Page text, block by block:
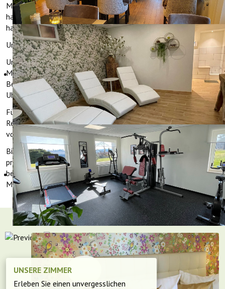
Monschau, servieren wir beispielsweise auch ein leckeres
hausgemachtes Indonesisches Hühner-Saté. Auch für Vegetarier
haben wir eine große Auswahl.
Unsere Speisekarte finden Siehier.
Unser Restaurant bietet Platz für 30 Personen und ist von
Mittwoch bis Montag immer ab 18:00 Uhr geöffnet.
Bestellungen sind bis 20:00 Uhr möglich. Wir schließen um 22:00
Uhr.
Für Nicht-Hotelgäste ist eine Reservierung erforderlich.
Reservierungen können nur telefonisch unter der Telefonnummer
vorgenommen werden02482-7117.
Bitte beachten Sie, dass es leider nicht möglich ist, die Rechnung
pro Tisch zu teilen. Die gesamte Rechnung muss auf einmal
beglichen werden. Wir danken für Ihr Verständnis und Ihre
Mitarbeit.
UNSERE ZIMMER
Erleben Sie einen unvergesslichen